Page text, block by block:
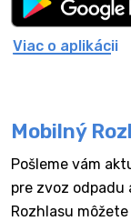
Viac o aplikácii
Mobilný
Pošleme vám
pre zvoz odpadu
Rozhlasu